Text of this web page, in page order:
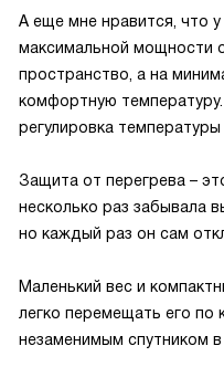
А еще мне нравится, что
максимальной мощности
пространство, а на
комфортную
регулировка температуры
Защита от перегрева –
несколько раз забывала
но каждый раз он сам
Маленький вес и
легко перемещать его по
незаменимым спутником